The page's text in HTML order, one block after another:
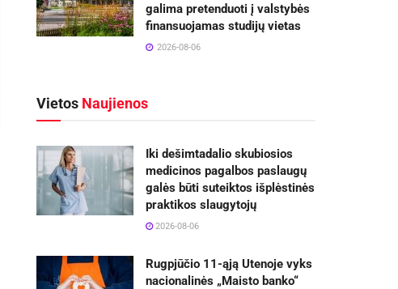
galima pretenduoti į valstybės
finansuojamas studijų vietas
2026-08-06
Vietos Naujienos
Iki dešimtadalio skubiosios
medicinos pagalbos paslaugų
galės būti suteiktos išplėstinės
praktikos slaugytojų
2026-08-06
Rugpjūčio 11-ąją Utenoje vyks
nacionalinės „Maisto banko“